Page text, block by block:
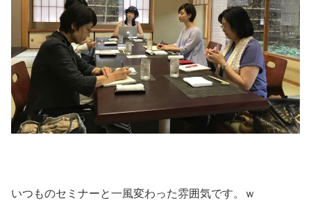
いつものセミナーと一風変わった雰囲気です。ｗ